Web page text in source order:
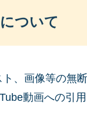
ついて
、画像等の無
動画への引